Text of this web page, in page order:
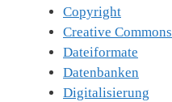
Copyright
Creative Commons
Dateiformate
Datenbanken
Digitalisierung